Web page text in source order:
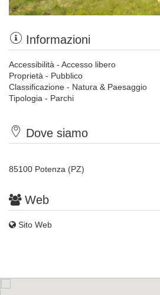
Informazioni
Accessibilità - Accesso libero
Proprietà - Pubblico
Classificazione - Natura & Paesaggio
Tipologia - Parchi
Dove siamo
85100 Potenza (PZ)
Web
Sito Web